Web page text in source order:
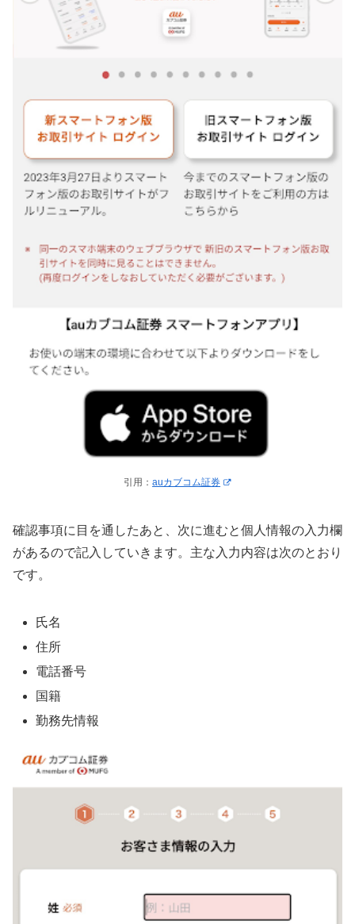
引用：auカブコム証券
確認事項に目を通したあと、次に進むと個人情報の入力欄
があるので記入していきます。主な入力内容は次のとおり
です。
氏名
住所
電話番号
国籍
勤務先情報